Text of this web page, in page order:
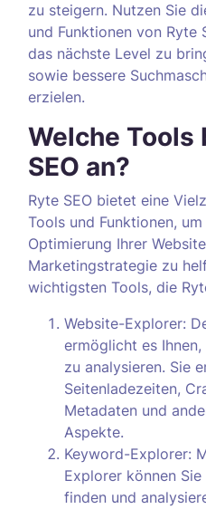
zu steigern. Nutzen Sie
und Funktionen von Ryte
das nächste Level zu
sowie bessere
erzielen.
Welche Tools
SEO an?
Ryte SEO bietet eine
Tools und Funktionen,
Optimierung Ihrer
Marketingstrategie zu
wichtigsten Tools, die
Website-Explorer:
ermöglicht es
zu analysieren. Sie
Seitenladezeiten,
Metadaten und
Aspekte.
Keyword-Explorer:
Explorer können
finden und